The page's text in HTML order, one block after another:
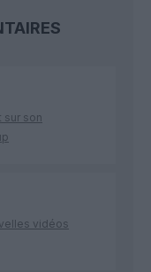
sur son
vidéos